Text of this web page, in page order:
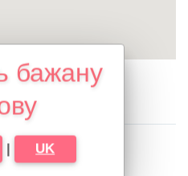
бажану
| UK
в городе